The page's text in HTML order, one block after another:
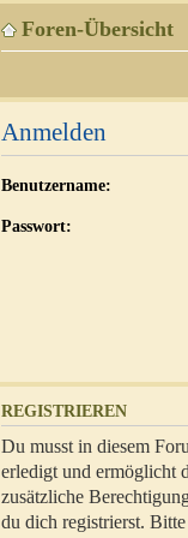
Foren-Übersicht
Anmelden
Benutzername:
Passwort:
REGISTRIEREN
Du musst in diesem
erledigt und ermöglicht
zusätzliche
du dich registrierst.